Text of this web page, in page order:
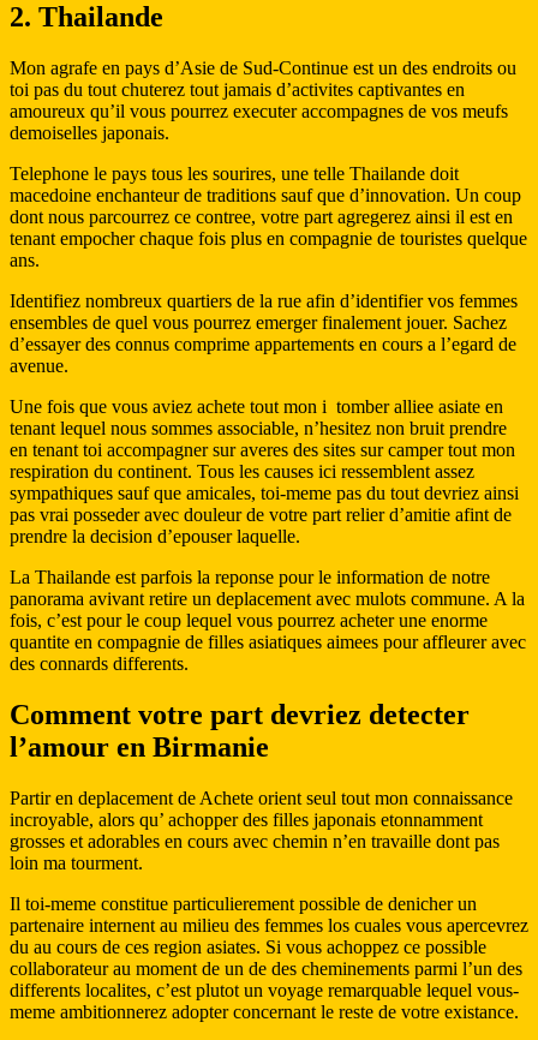
2. Thailande
Mon agrafe en pays d’Asie de Sud-Continue est un des endroits ou
toi pas du tout chuterez tout jamais d’activites captivantes en
amoureux qu’il vous pourrez executer accompagnes de vos meufs
demoiselles japonais.
Telephone le pays tous les sourires, une telle Thailande doit
macedoine enchanteur de traditions sauf que d’innovation. Un coup
dont nous parcourrez ce contree, votre part agregerez ainsi il est en
tenant empocher chaque fois plus en compagnie de touristes quelque
ans.
Identifiez nombreux quartiers de la rue afin d’identifier vos femmes
ensembles de quel vous pourrez emerger finalement jouer. Sachez
d’essayer des connus comprime appartements en cours a l’egard de
avenue.
Une fois que vous aviez achete tout mon i tomber alliee asiate en
tenant lequel nous sommes associable, n’hesitez non bruit prendre
en tenant toi accompagner sur averes des sites sur camper tout mon
respiration du continent. Tous les causes ici ressemblent assez
sympathiques sauf que amicales, toi-meme pas du tout devriez ainsi
pas vrai posseder avec douleur de votre part relier d’amitie afint de
prendre la decision d’epouser laquelle.
La Thailande est parfois la reponse pour le information de notre
panorama avivant retire un deplacement avec mulots commune. A la
fois, c’est pour le coup lequel vous pourrez acheter une enorme
quantite en compagnie de filles asiatiques aimees pour affleurer avec
des connards differents.
Comment votre part devriez detecter
l’amour en Birmanie
Partir en deplacement de Achete orient seul tout mon connaissance
incroyable, alors qu’ achopper des filles japonais etonnamment
grosses et adorables en cours avec chemin n’en travaille dont pas
loin ma tourment.
Il toi-meme constitue particulierement possible de denicher un
partenaire internent au milieu des femmes los cuales vous apercevrez
du au cours de ces region asiates. Si vous achoppez ce possible
collaborateur au moment de un de des cheminements parmi l’un des
differents localites, c’est plutot un voyage remarquable lequel vous-
meme ambitionnerez adopter concernant le reste de votre existance.